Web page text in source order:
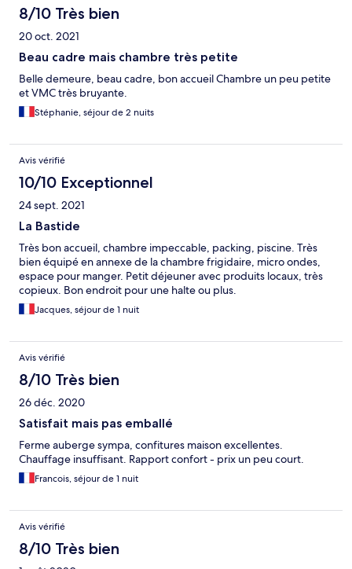
8/10 Très bien
20 oct. 2021
Beau cadre mais chambre très petite
Belle demeure, beau cadre, bon accueil Chambre un peu petite
et VMC très bruyante.
Stéphanie, séjour de 2 nuits
Avis vérifié
10/10 Exceptionnel
24 sept. 2021
La Bastide
Très bon accueil, chambre impeccable, packing, piscine. Très
bien équipé en annexe de la chambre frigidaire, micro ondes,
espace pour manger. Petit déjeuner avec produits locaux, très
copieux. Bon endroit pour une halte ou plus.
Jacques, séjour de 1 nuit
Avis vérifié
8/10 Très bien
26 déc. 2020
Satisfait mais pas emballé
Ferme auberge sympa, confitures maison excellentes.
Chauffage insuffisant. Rapport confort - prix un peu court.
Francois, séjour de 1 nuit
Avis vérifié
8/10 Très bien